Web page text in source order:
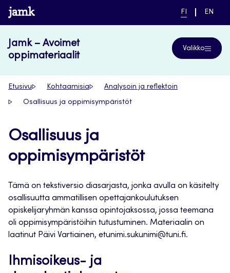
Siirry
suoraan
www.jamk.fi
NYKYINEN
FI
VAIHDA
EN
Jamk – Avoimet
oppimateriaalit
Valikko
Etusivu Kohtaamisia Analysoin ja reflektoin
Osallisuus ja oppimisympäristöt
Osallisuus ja
oppimisympäristöt
Tämä on tekstiversio diasarjasta, jonka avulla on käsitelty
osallisuutta ammatillisen opettajankoulutuksen
opiskelijaryhmän kanssa opintojaksossa, jossa teemana
oli oppimisympäristöihin tutustuminen. Materiaalin on
laatinut Päivi Vartiainen, etunimi.sukunimi@tuni.fi.
Ihmisoikeus- ja